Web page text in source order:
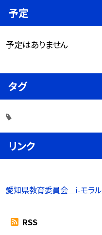
予定
予定はありません
タグ
リンク
愛知県教育委員会 i-モラル
RSS